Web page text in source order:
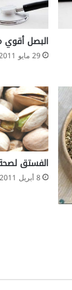
البصل أقوي
29 مايو 2011
الفستق
8 أبريل 2011